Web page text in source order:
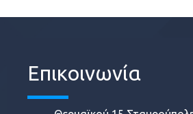
Επικοινωνία